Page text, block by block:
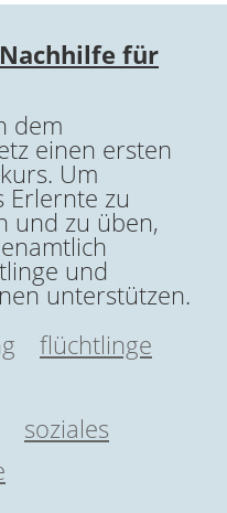
für
dem
einen ersten
Um
Erlernte zu
und zu üben,
und
unterstützen.
flüchtlinge
soziales